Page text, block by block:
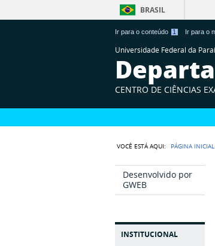
Ir para o conteúdo 1 Ir para o
BRASIL
Universidade Federal da
CENTRO DE CIÊNCIAS
VOCÊ ESTÁ AQUI: PÁGINA INICIAL
Desenvolvido por
GWEB
INSTITUCIONAL